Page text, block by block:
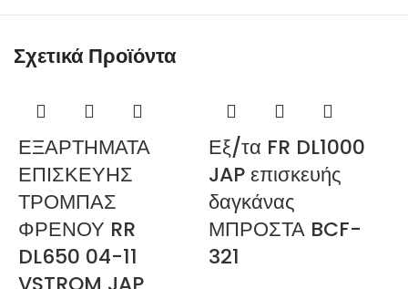
Σχετικά Προϊόντα
ΕΞΑΡΤΗΜΑΤΑ
ΕΠΙΣΚΕΥΗΣ
ΤΡΟΜΠΑΣ
ΦΡΕΝΟΥ RR
DL650 04-11
Εξ/τα FR DL1000
JAP επισκευής
δαγκάνας
ΜΠΡΟΣΤΑ BCF-
321